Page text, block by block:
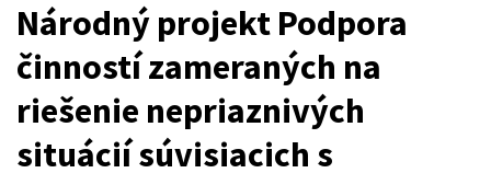
Národný projekt Podpora
činností zameraných na
riešenie nepriaznivých
situácií súvisiacich s